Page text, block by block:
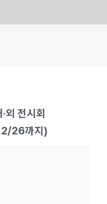
전시회
2/26까지)